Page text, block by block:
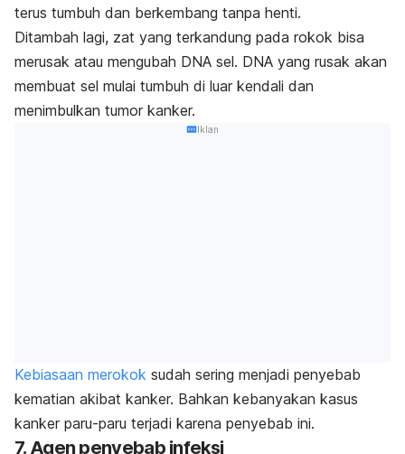
terus tumbuh dan berkembang tanpa henti.
Ditambah lagi, zat yang terkandung pada rokok bisa
merusak atau mengubah DNA sel. DNA yang rusak akan
membuat sel mulai tumbuh di luar kendali dan
menimbulkan tumor kanker.
Iklan
Kebiasaan merokok sudah sering menjadi penyebab
kematian akibat kanker. Bahkan kebanyakan kasus
kanker paru-paru terjadi karena penyebab ini.
7. Agen penyebab infeksi